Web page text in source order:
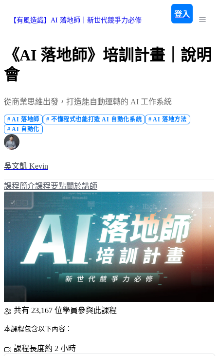
【有風造識】AI 落地師｜新世代競爭力必修
登入
《AI 落地師》培訓計畫｜說明
會
從商業思維出發，打造能自動運轉的 AI 工作系統
#AI 落地師 #不懂程式也能打造 AI 自動化系統 #AI 落地方法
#AI 自動化
吳文凱 Kevin
課程簡介課程要點關於講師
共有 23,167 位學員參與此課程
本課程包含以下內容：
課程長度約 2 小時